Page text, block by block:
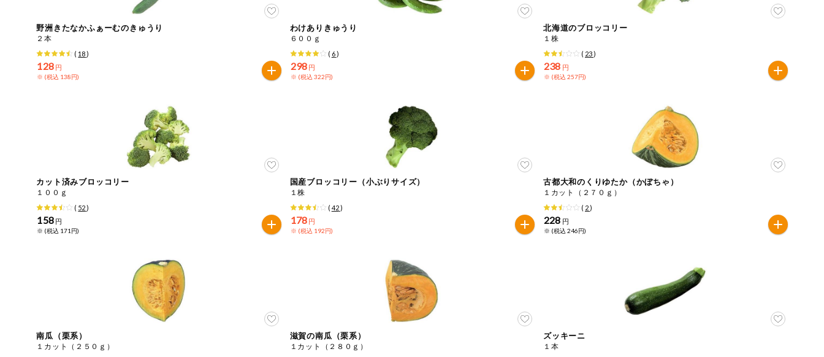
かんたん調理
オーガニック
ベビー・キッ
ズ関連
エシカル
野洲きたなかふぁーむのきゅうり
２本
( 18)
128 円
※ (税込 138円)
わけありきゅうり
６００ｇ
( 6)
298 円
※ (税込 322円)
北海道のブロッコリー
１株
( 23)
238 円
※ (税込 257円)
カット済みブロッコリー
１００ｇ
( 52)
158 円
※ (税込 171円)
国産ブロッコリー（小ぶりサイズ）
１株
( 42)
178 円
※ (税込 192円)
古都大和のくりゆたか（かぼちゃ）
１カット（２７０ｇ）
( 2)
228 円
※ (税込 246円)
南瓜（栗系）
１カット（２５０ｇ）
滋賀の南瓜（栗系）
１カット（２８０ｇ）
ズッキーニ
１本